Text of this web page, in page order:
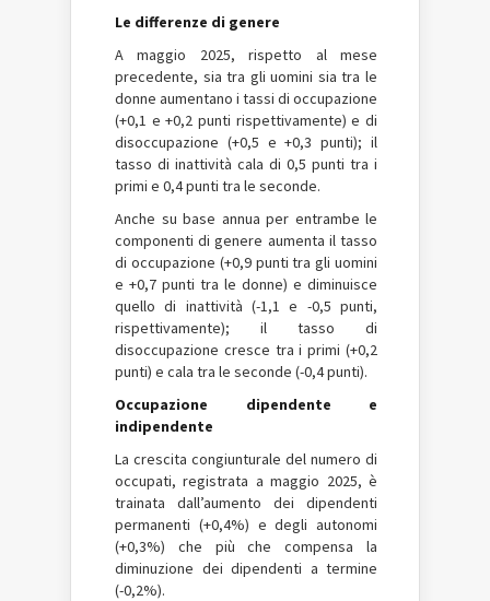
Le differenze di genere
A maggio 2025, rispetto al mese
precedente, sia tra gli uomini sia tra le
donne aumentano i tassi di occupazione
(+0,1 e +0,2 punti rispettivamente) e di
disoccupazione (+0,5 e +0,3 punti); il
tasso di inattività cala di 0,5 punti tra i
primi e 0,4 punti tra le seconde.
Anche su base annua per entrambe le
componenti di genere aumenta il tasso
di occupazione (+0,9 punti tra gli uomini
e +0,7 punti tra le donne) e diminuisce
quello di inattività (-1,1 e -0,5 punti,
rispettivamente); il tasso di
disoccupazione cresce tra i primi (+0,2
punti) e cala tra le seconde (-0,4 punti).
Occupazione dipendente e
indipendente
La crescita congiunturale del numero di
occupati, registrata a maggio 2025, è
trainata dall’aumento dei dipendenti
permanenti (+0,4%) e degli autonomi
(+0,3%) che più che compensa la
diminuzione dei dipendenti a termine
(-0,2%).